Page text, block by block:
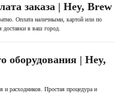
заказа | Hey, Brew
Оплата наличными, картой или по
в ваш город.
оборудования | Hey,
и расходников. Простая процедура и